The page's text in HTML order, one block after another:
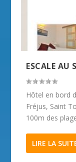
ESCALE AU
Hôtel en bord
Fréjus, Saint
100m des
LIRE LA